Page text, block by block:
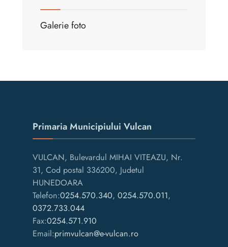
Galerie foto
Primaria Municipiului Vulcan
VULCAN, Bulevardul MIHAI VITEAZU, Nr.
31, Cod postal 336200, Judetul
HUNEDOARA
Telefon:0254.570.340, 0254.570.011,
0372.733.044
Fax:0254.571.910
Email:primvulcan@e-vulcan.ro